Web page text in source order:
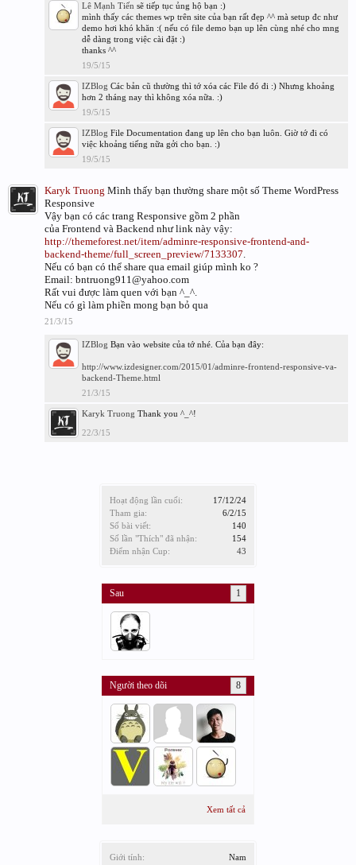
Hoạt động lần cuối:
17/12/24
Tham gia:
6/2/15
Số bài viết:
140
Số lần "Thích" đã nhận:
154
Điểm nhận Cup:
43
Sau 1
Người theo dõi 8
Xem tất cả
Giới tính: Nam
Lê Mạnh Tiến sẽ tiếp tục ủng hộ bạn :)
mình thấy các themes wp trên site của bạn rất đẹp ^^ mà setup đc như
demo hơi khó khăn :( nếu có file demo bạn up lên cùng nhé cho mng
dễ dàng trong việc cài đặt :)
thanks ^^
19/5/15
IZBlog Các bản cũ thường thì tớ xóa các File đó đi :) Nhưng khoảng
hơn 2 tháng nay thì không xóa nữa. :)
19/5/15
IZBlog File Documentation đang up lên cho bạn luôn. Giờ tớ đi có
việc khoảng tiếng nữa gởi cho bạn. :)
19/5/15
Karyk Truong Mình thấy bạn thường share một số Theme WordPress
Responsive
Vậy bạn có các trang Responsive gồm 2 phần
của Frontend và Backend như link này vậy:
http://themeforest.net/item/adminre-responsive-frontend-and-
backend-theme/full_screen_preview/7133307.
Nếu có bạn có thể share qua email giúp mình ko ?
Email: bntruong911@yahoo.com
Rất vui được làm quen với bạn ^_^.
Nếu có gì làm phiền mong bạn bỏ qua
21/3/15
IZBlog Bạn vào website của tớ nhé. Của bạn đây:
http://www.izdesigner.com/2015/01/adminre-frontend-responsive-va-
backend-Theme.html
21/3/15
Karyk Truong Thank you ^_^!
22/3/15